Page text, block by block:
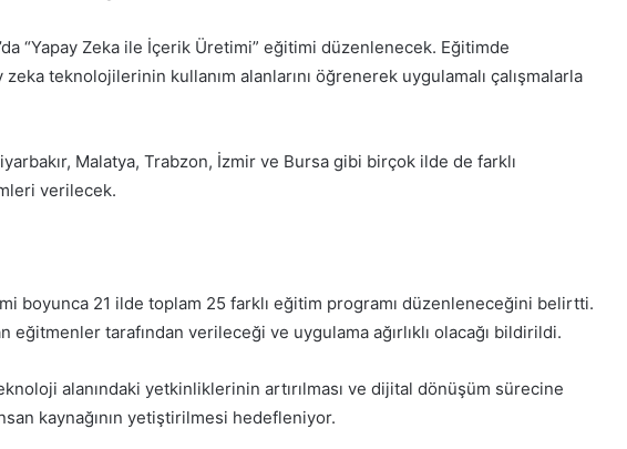
“Yapay Zeka ile İçerik Üretimi” eğitimi düzenlenecek. Eğitimde
zeka teknolojilerinin kullanım alanlarını öğrenerek uygulamalı çalışmalarla
Malatya, Trabzon, İzmir ve Bursa gibi birçok ilde de farklı
verilecek.
boyunca 21 ilde toplam 25 farklı eğitim programı düzenleneceğini belirtti.
eğitmenler tarafından verileceği ve uygulama ağırlıklı olacağı bildirildi.
alanındaki yetkinliklerinin artırılması ve dijital dönüşüm sürecine
kaynağının yetiştirilmesi hedefleniyor.